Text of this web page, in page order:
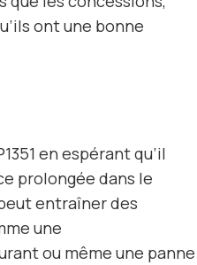
ont une bonne
en espérant qu’il
prolongée dans le
entraîner des
une
ou même une panne